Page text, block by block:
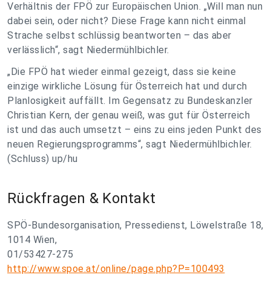
Verhältnis der FPÖ zur Europäischen Union. „Will man nun
dabei sein, oder nicht? Diese Frage kann nicht einmal
Strache selbst schlüssig beantworten – das aber
verlässlich“, sagt Niedermühlbichler.
„Die FPÖ hat wieder einmal gezeigt, dass sie keine
einzige wirkliche Lösung für Österreich hat und durch
Planlosigkeit auffällt. Im Gegensatz zu Bundeskanzler
Christian Kern, der genau weiß, was gut für Österreich
ist und das auch umsetzt – eins zu eins jeden Punkt des
neuen Regierungsprogramms“, sagt Niedermühlbichler.
(Schluss) up/hu
Rückfragen & Kontakt
SPÖ-Bundesorganisation, Pressedienst, Löwelstraße 18,
1014 Wien,
01/53427-275
http://www.spoe.at/online/page.php?P=100493